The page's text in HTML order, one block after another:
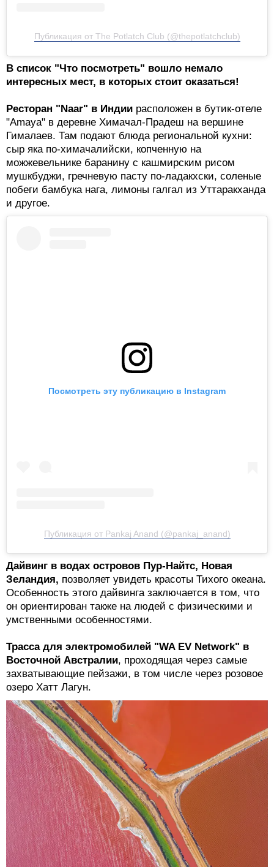
Публикация от The Potlatch Club (@thepotlatchclub)
В список "Что посмотреть" вошло немало
интересных мест, в которых стоит оказаться!
Ресторан "Naar" в Индии расположен в бутик-отеле
"Amaya" в деревне Химачал-Прадеш на вершине
Гималаев. Там подают блюда региональной кухни:
сыр яка по-химачалийски, копченную на
можжевельнике баранину с кашмирским рисом
мушкбуджи, гречневую пасту по-ладакхски, соленые
побеги бамбука нага, лимоны галгал из Уттаракханда
и другое.
Посмотреть эту публикацию в Instagram
Публикация от Pankaj Anand (@pankaj_anand)
Дайвинг в водах островов Пур-Найтс, Новая
Зеландия, позволяет увидеть красоты Тихого океана.
Особенность этого дайвинга заключается в том, что
он ориентирован также на людей с физическими и
умственными особенностями.
Трасса для электромобилей "WA EV Network" в
Восточной Австралии, проходящая через самые
захватывающие пейзажи, в том числе через розовое
озеро Хатт Лагун.